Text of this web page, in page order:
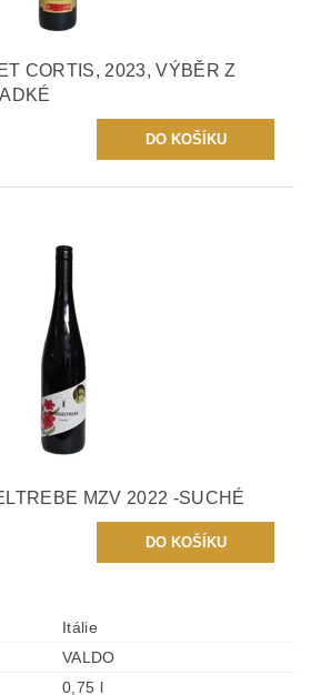
CORTIS, 2023, VÝBĚR Z
MZV 2022 -SUCHÉ
Itálie
VALDO
0,75 l